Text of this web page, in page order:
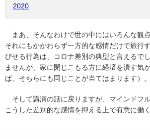
2020
まあ、そんなわけで世の中にはいろんな観点
それにもかかわらず一方的な感情だけで旅行
びせる行為は、コロナ差別の典型と言えるで
ませんが、家に閉じこもる方に経済を潰す気
ば、そちらにも同じことが当てはまります）。
そして講演の話に戻りますが、マインドフル
こうした差別的な感情を抑える上で有意に働く